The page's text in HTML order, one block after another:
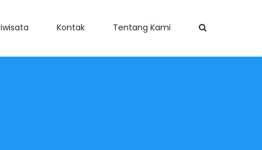
Kontak Tentang Kami